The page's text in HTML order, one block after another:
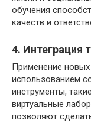
обучения
качеств и
4. Интеграция
Применение
использованием
инструменты,
виртуальные
позволяют